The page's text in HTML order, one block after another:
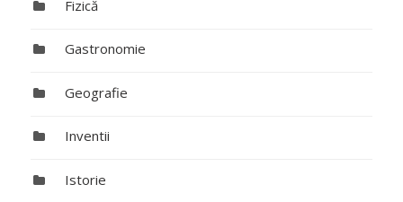
Fizică
Gastronomie
Geografie
Inventii
Istorie